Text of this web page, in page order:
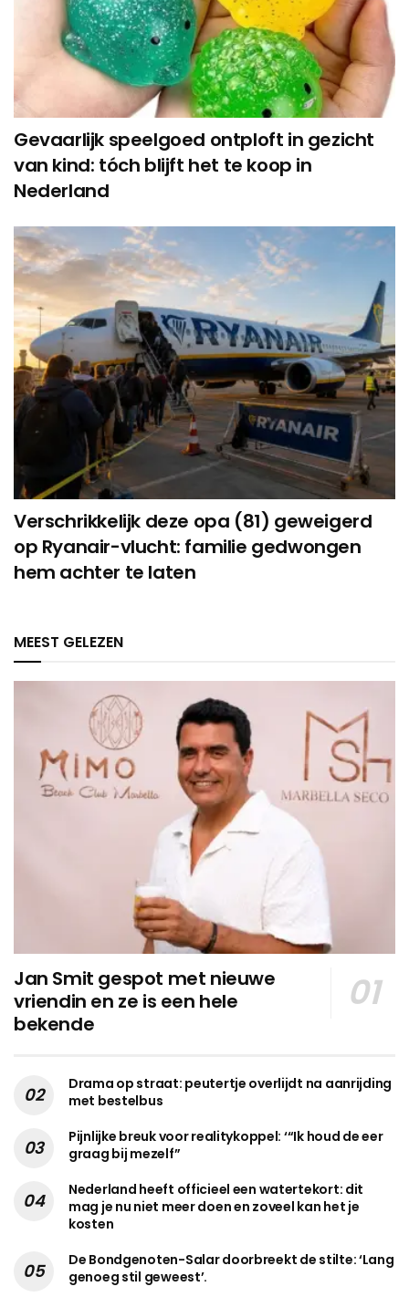
Gevaarlijk speelgoed ontploft in gezicht
van kind: tóch blijft het te koop in
Nederland
Verschrikkelijk deze opa (81) geweigerd
op Ryanair-vlucht: familie gedwongen
hem achter te laten
MEEST GELEZEN
Jan Smit gespot met nieuwe
vriendin en ze is een hele
bekende
Drama op straat: peutertje overlijdt na aanrijding
met bestelbus
Pijnlijke breuk voor realitykoppel: ‘“Ik houd de eer
graag bij mezelf”
Nederland heeft officieel een watertekort: dit
mag je nu niet meer doen en zoveel kan het je
kosten
De Bondgenoten-Salar doorbreekt de stilte: ‘Lang
genoeg stil geweest’.